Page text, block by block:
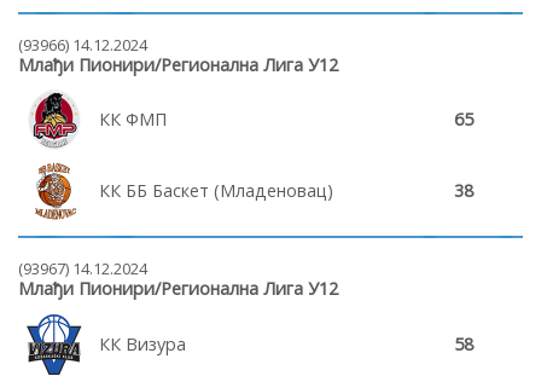
(93966) 14.12.2024
Млађи Пионири/Регионална Лига У12
КК ФМП 65
КК ББ Баскет (Младеновац) 38
(93967) 14.12.2024
Млађи Пионири/Регионална Лига У12
КК Визура 58